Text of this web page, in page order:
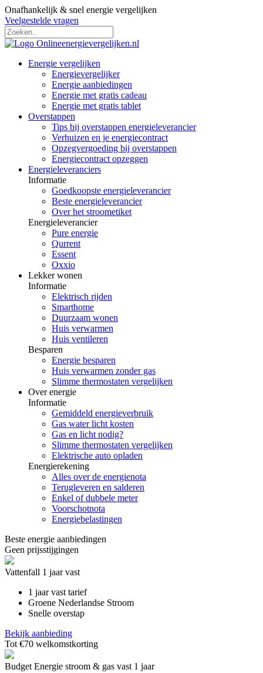
Onafhankelijk & snel energie vergelijken
Veelgestelde vragen
Energie vergelijken
Energievergelijker
Energie aanbiedingen
Energie met gratis cadeau
Energie met gratis tablet
Overstappen
Tips bij overstappen energieleverancier
Verhuizen en je energiecontract
Opzegvergoeding bij overstappen
Energiecontract opzeggen
Energieleveranciers
Informatie
Goedkoopste energieleverancier
Beste energieleverancier
Over het stroometiket
Energieleverancier
Pure energie
Qurrent
Essent
Oxxio
Lekker wonen
Informatie
Elektrisch rijden
Smarthome
Duurzaam wonen
Huis verwarmen
Huis ventileren
Besparen
Energie besparen
Huis verwarmen zonder gas
Slimme thermostaten vergelijken
Over energie
Informatie
Gemiddeld energieverbruik
Gas water licht kosten
Gas en licht nodig?
Slimme thermostaten vergelijken
Elektrische auto opladen
Energierekening
Alles over de energienota
Terugleveren en salderen
Enkel of dubbele meter
Voorschotnota
Energiebelastingen
Beste energie aanbiedingen
Geen prijsstijgingen
Vattenfall 1 jaar vast
1 jaar vast tarief
Groene Nederlandse Stroom
Snelle overstap
Bekijk aanbieding
Tot €70 welkomstkorting
Budget Energie stroom & gas vast 1 jaar